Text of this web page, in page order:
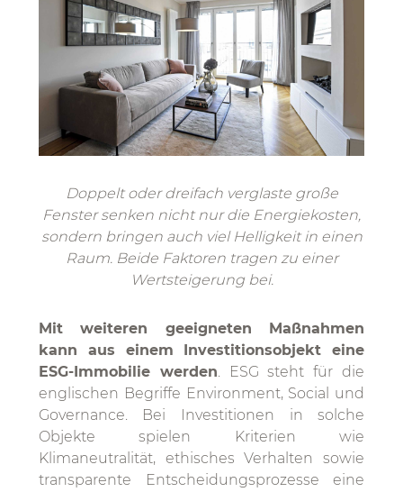
Doppelt oder dreifach verglaste große
Fenster senken nicht nur die Energiekosten,
sondern bringen auch viel Helligkeit in einen
Raum. Beide Faktoren tragen zu einer
Wertsteigerung bei.
Mit weiteren geeigneten Maßnahmen
kann aus einem Investitionsobjekt eine
ESG-Immobilie werden. ESG steht für die
englischen Begriffe Environment, Social und
Governance. Bei Investitionen in solche
Objekte spielen Kriterien wie
Klimaneutralität, ethisches Verhalten sowie
transparente Entscheidungsprozesse eine